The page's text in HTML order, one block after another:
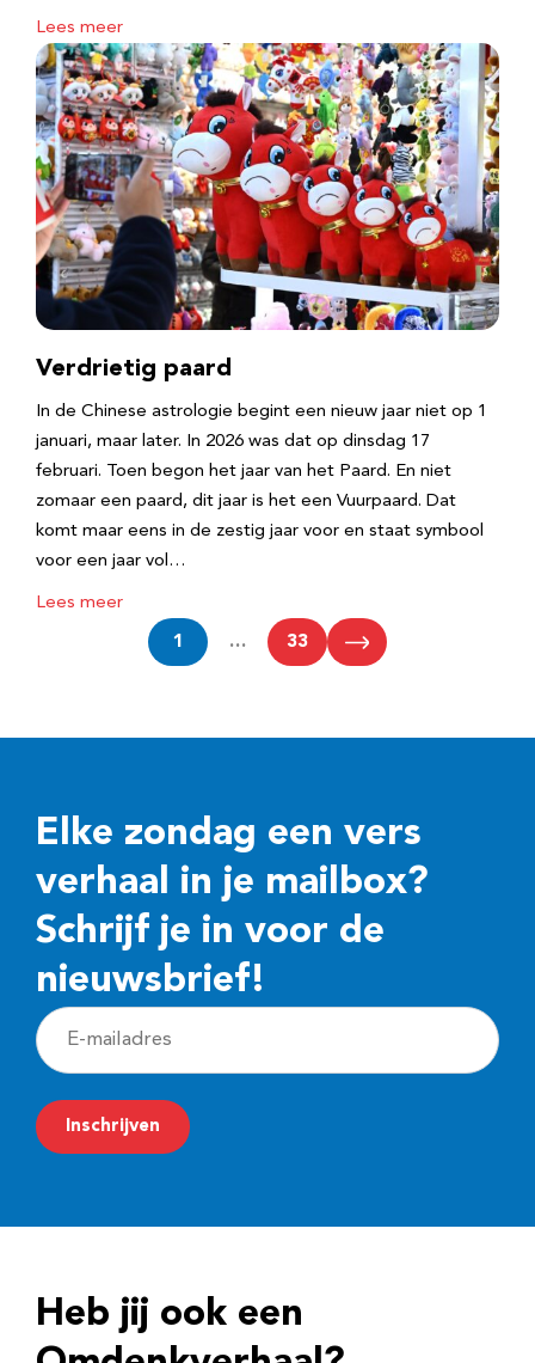
Lees meer
Verdrietig paard
In de Chinese astrologie begint een nieuw jaar niet op 1
januari, maar later. In 2026 was dat op dinsdag 17
februari. Toen begon het jaar van het Paard. En niet
zomaar een paard, dit jaar is het een Vuurpaard. Dat
komt maar eens in de zestig jaar voor en staat symbool
voor een jaar vol…
Lees meer
1 … 33
Elke zondag een vers
verhaal in je mailbox?
Schrijf je in voor de
nieuwsbrief!
E
-
m
a
r
e
Inschrijven
Heb jij ook een